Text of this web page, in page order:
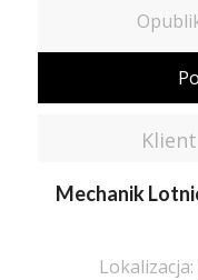
Mechanik